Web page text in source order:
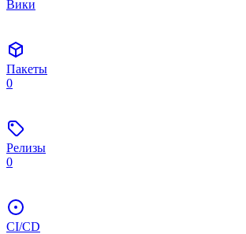
Вики
Пакеты
0
Релизы
0
CI/CD